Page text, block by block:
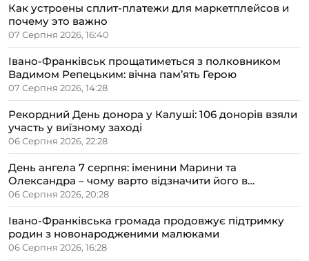
Как устроены сплит-платежи для маркетплейсов и
почему это важно
07 Серпня 2026, 16:40
Івано-Франківськ прощатиметься з полковником
Вадимом Репецьким: вічна пам’ять Герою
07 Серпня 2026, 14:28
Рекордний День донора у Калуші: 106 донорів взяли
участь у виїзному заході
06 Серпня 2026, 22:28
День ангела 7 серпня: іменини Марини та
Олександра – чому варто відзначити його в
сімейному колі
06 Серпня 2026, 20:28
Івано-Франківська громада продовжує підтримку
родин з новонародженими малюками
06 Серпня 2026, 16:28